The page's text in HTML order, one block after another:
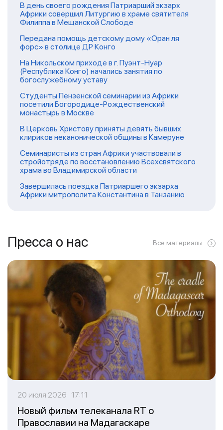
В день своего рождения Патриарший экзарх
Африки совершил Литургию в храме святителя
Филиппа в Мещанской Слободе
Передана помощь детскому дому «Оран ля
форс» в столице ДР Конго
На Никольском приходе в г. Пуэнт-Нуар
(Республика Конго) начались занятия по
богослужебному уставу
Студенты Пензенской семинарии из Африки
посетили Богородице-Рождественский
монастырь в Москве
В Церковь Христову приняты девять бывших
клириков неканонической общины в Камеруне
Семинаристы из стран Африки участвовали в
стройотряде по восстановлению Всехсвятского
храма во Владимирской области
Завершилась поездка Патриаршего экзарха
Африки митрополита Константина в Танзанию
Пресса о нас Все материалы
20 июля 2026 17:11
Новый фильм телеканала RT о
Православии на Мадагаскаре